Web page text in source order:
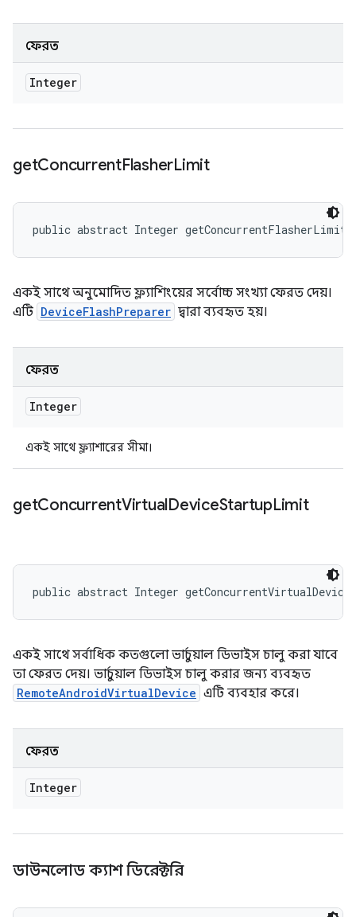
ফেরত
Integer
getConcurrentFlasherLimit
public abstract Integer getConcurrentFlasherLimit
একই সাথে অনুমোদিত ফ্ল্যাশিংয়ের সর্বোচ্চ সংখ্যা ফেরত দেয়।
এটি DeviceFlashPreparer দ্বারা ব্যবহৃত হয়।
ফেরত
Integer
একই সাথে ফ্ল্যাশারের সীমা।
getConcurrentVirtualDeviceStartupLimit
public abstract Integer
একই সাথে সর্বাধিক কতগুলো ভার্চুয়াল ডিভাইস চালু করা যাবে
তা ফেরত দেয়। ভার্চুয়াল ডিভাইস চালু করার জন্য ব্যবহৃত
RemoteAndroidVirtualDevice এটি ব্যবহার করে।
ফেরত
Integer
ডাউনলোড ক্যাশ ডিরেক্টরি